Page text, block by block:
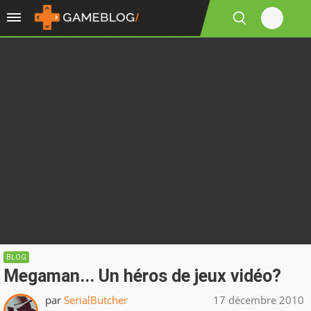
BLOG
Megaman... Un héros de jeux vidéo?
par SerialButcher 17 décembre 2010